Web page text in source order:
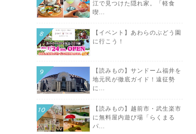
江で見つけた隠れ家。「軽食
喫...
【イベント】あわらのぶどう園
に行こう！
【読みもの】サンドーム福井を
地元民が徹底ガイド！遠征勢
に...
【読みもの】越前市・武生楽市
に無料屋内遊び場「らくまる
パ...